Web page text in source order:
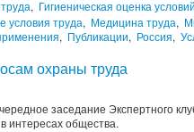
, Гигиеническая оценка
условия труда, Медицина труда,
, Публикации, Россия,
охраны труда
заседание Экспертного
интересах общества.